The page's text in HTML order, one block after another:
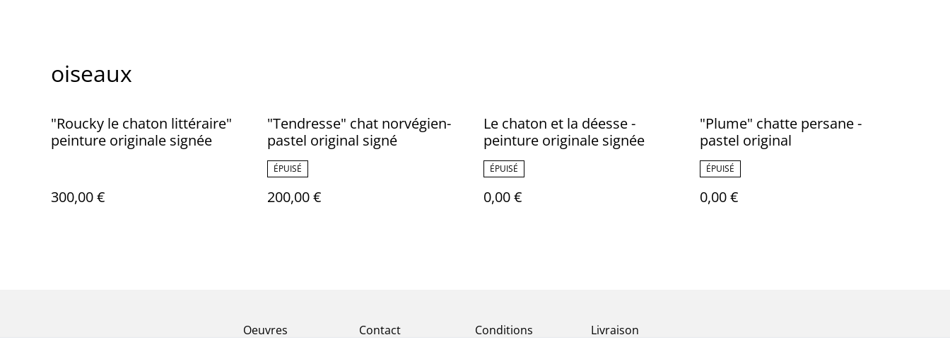
oiseaux
"Roucky le chaton littéraire"
peinture originale signée
300,00 €
"Tendresse" chat norvégien-
pastel original signé
ÉPUISÉ
200,00 €
Le chaton et la déesse -
peinture originale signée
ÉPUISÉ
0,00 €
"Plume" chatte persane -
pastel original
ÉPUISÉ
0,00 €
Oeuvres Contact Conditions Livraison